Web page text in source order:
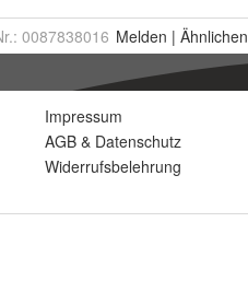
0087838016 Melden | Ähnlichen
Impressum
AGB & Datenschutz
Widerrufsbelehrung